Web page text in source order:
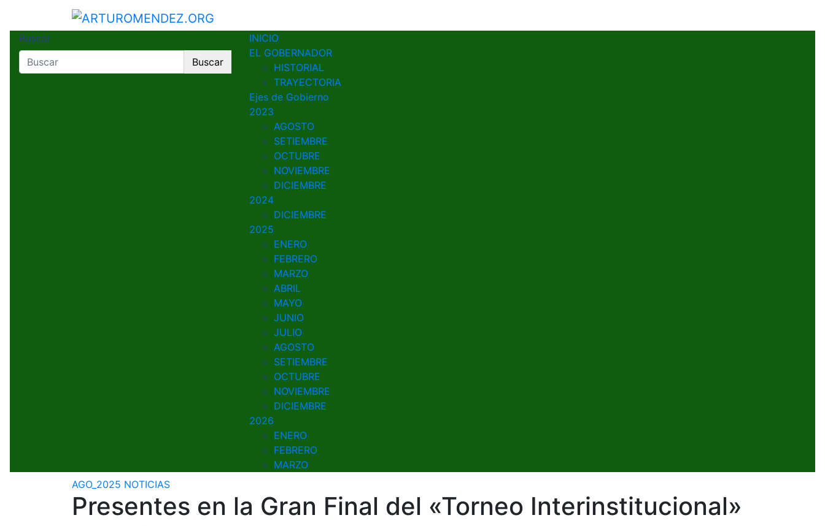
contenido
ARTUROMENDEZ.ORG
ARTURO MENDEZ GOBERNADOR 2023
Buscar
Buscar
INICIO
EL GOBERNADOR
HISTORIAL
TRAYECTORIA
Ejes de Gobierno
2023
AGOSTO
SETIEMBRE
OCTUBRE
NOVIEMBRE
DICIEMBRE
2024
DICIEMBRE
2025
ENERO
FEBRERO
MARZO
ABRIL
MAYO
JUNIO
JULIO
AGOSTO
SETIEMBRE
OCTUBRE
NOVIEMBRE
DICIEMBRE
2026
ENERO
FEBRERO
MARZO
AGO_2025 NOTICIAS
Presentes en la Gran Final del «Torneo Interinstitucional»